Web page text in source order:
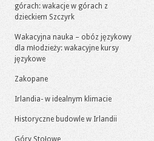
górach: wakacje w górach z
dzieckiem Szczyrk
Wakacyjna nauka – obóz językowy
dla młodzieży: wakacyjne kursy
językowe
Zakopane
Irlandia- w idealnym klimacie
Historyczne budowle w Irlandii
Góry Stołowe